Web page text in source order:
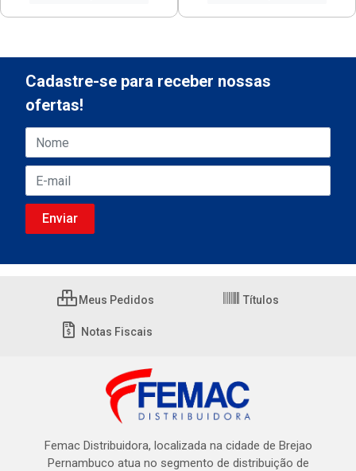
Cadastre-se para receber nossas
ofertas!
Meus Pedidos Títulos
Notas Fiscais
Femac Distribuidora, localizada na cidade de Brejao
Pernambuco atua no segmento de distribuição de